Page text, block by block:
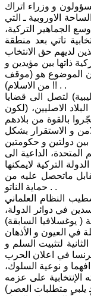
و وزراء اتراك
الاوروبية ـ التي
الجماهير التركية،
تاتي بعد منطقة
ذاتها بين مؤيدين و
ان الموضوع هو (موقف
من الاسلام) !! . .
لتصل الى قضايا
الاصليين، (لكون
بالقوة من بلادهم
و الاستقرار بشكل
الداعية الى
التركية لايمكنها
ماتحصل عليه من
حماية الناتو . .
النظام العلماني
في دوائر الدولة،
( يوغسلافيا السابقة)
لتثبيت السلم و
في اعلان الحرب
و نوعية السلوك،
الإنتخابية على عزمه